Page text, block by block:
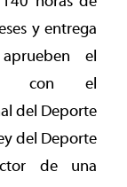
y entrega
el
con el
del Deporte
del Deporte
de una